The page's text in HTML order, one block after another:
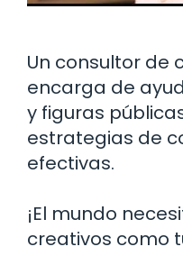
Un consultor de
encarga de
y figuras
estrategias de
efectivas.
¡El mundo
creativos como